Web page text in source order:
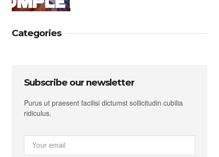
Categories
Subscribe our newsletter
Purus ut praesent facilisi dictumst sollicitudin cubilia
ridiculus.